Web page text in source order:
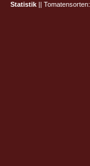
Statistik|| Tomatensorten: